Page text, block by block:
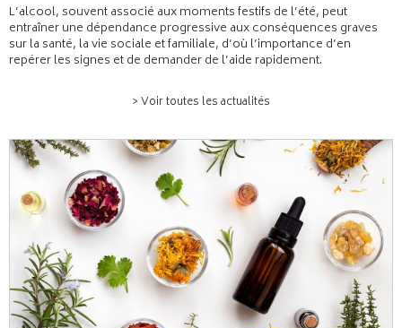
L’alcool, souvent associé aux moments festifs de l’été, peut
entraîner une dépendance progressive aux conséquences graves
sur la santé, la vie sociale et familiale, d’où l’importance d’en
repérer les signes et de demander de l’aide rapidement.
> Voir toutes les actualités